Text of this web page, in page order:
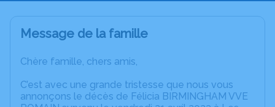
Message de la famille
Chère famille, chers amis,
C’est avec une grande tristesse que nous vous
annonçons le décès de Félicia BIRMINGHAM VVE